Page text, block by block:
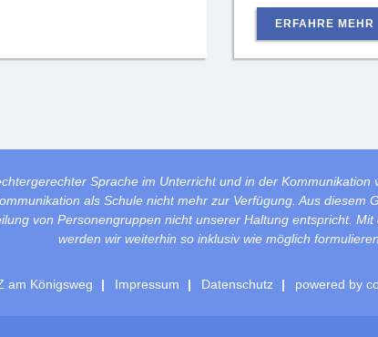
ERFAHRE MEHR
Sprache im Unterricht und in der
als Schule nicht mehr zur Verfügung. Aus diesem
von Personengruppen nicht unserer Haltung entspricht.
werden wir weiterhin so inklusiv wie möglich formulieren.
am Königsweg Impressum Datenschutz powered by